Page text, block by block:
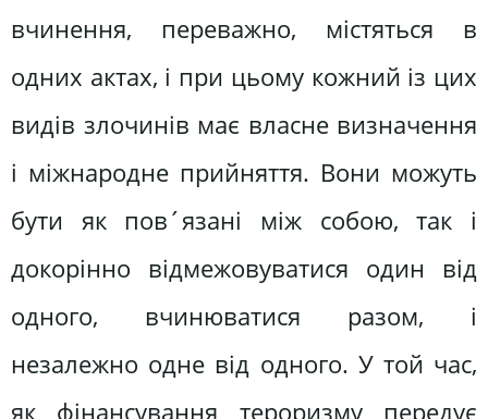
вчинення, переважно, містяться в
одних актах, і при цьому кожний із цих
видів злочинів має власне визначення
і міжнародне прийняття. Вони можуть
бути як пов´язані між собою, так і
докорінно відмежовуватися один від
одного, вчинюватися разом, і
незалежно одне від одного. У той час,
як фінансування тероризму передує